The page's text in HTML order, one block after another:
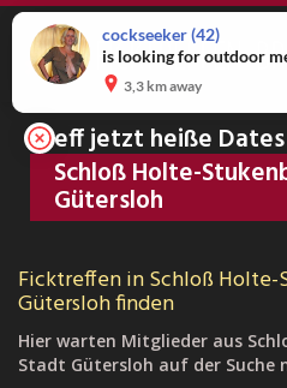
Skip
main
content
Treff jetzt heiße
Schloß Holte-
Gütersloh
Ficktreffen in Schloß
Gütersloh finden
Hier warten Mitglieder aus
Stadt Gütersloh auf der Suche
cockseeker(42)
is looking for outdoor
3,3 km away